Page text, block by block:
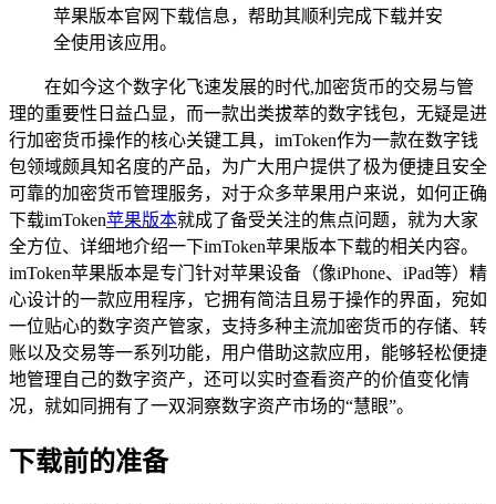
苹果版本官网下载信息，帮助其顺利完成下载并安
全使用该应用。
在如今这个数字化飞速发展的时代,加密货币的交易与管
理的重要性日益凸显，而一款出类拔萃的数字钱包，无疑是进
行加密货币操作的核心关键工具，imToken作为一款在数字钱
包领域颇具知名度的产品，为广大用户提供了极为便捷且安全
可靠的加密货币管理服务，对于众多苹果用户来说，如何正确
下载imToken苹果版本就成了备受关注的焦点问题，就为大家
全方位、详细地介绍一下imToken苹果版本下载的相关内容。
imToken苹果版本是专门针对苹果设备（像iPhone、iPad等）精
心设计的一款应用程序，它拥有简洁且易于操作的界面，宛如
一位贴心的数字资产管家，支持多种主流加密货币的存储、转
账以及交易等一系列功能，用户借助这款应用，能够轻松便捷
地管理自己的数字资产，还可以实时查看资产的价值变化情
况，就如同拥有了一双洞察数字资产市场的“慧眼”。
下载前的准备